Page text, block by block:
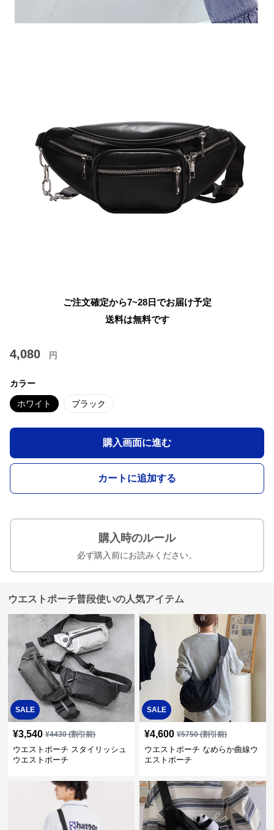
ご注文確定から7~28日でお届け予定
送料は無料です
4,080 円
カラー
ホワイト ブラック
購入画面に進む
カートに追加する
購入時のルール
必ず購入前にお読みください。
ウエストポーチ普段使いの人気アイテム
SALE
¥3,540 ¥4430(割引前)
ウエストポーチ スタイリッシュ
ウエストポーチ
SALE
¥4,600 ¥5750(割引前)
ウエストポーチ なめらか曲線ウ
エストポーチ